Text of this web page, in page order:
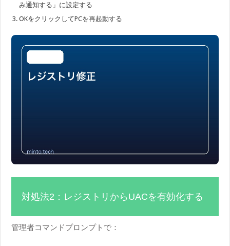
み通知する」に設定する
OKをクリックしてPCを再起動する
対処法2：レジストリからUACを有効化する
管理者コマンドプロンプトで：